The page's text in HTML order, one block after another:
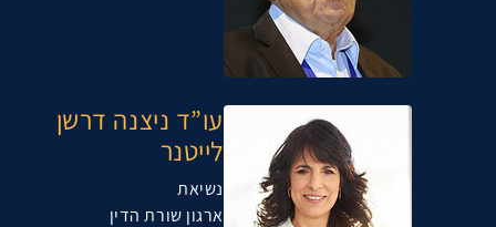
עו”ד ניצנה דרשן
לייטנר
נשיאת
ארגון שורת הדין